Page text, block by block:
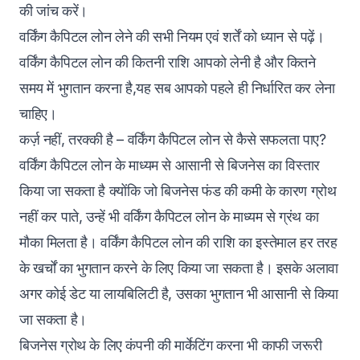
की जांच करें।
वर्किंग कैपिटल लोन लेने की सभी नियम एवं शर्तें को ध्यान से पढ़ें।
वर्किंग कैपिटल लोन की कितनी राशि आपको लेनी है और कितने
समय में भुगतान करना है,यह सब आपको पहले ही निर्धारित कर लेना
चाहिए।
कर्ज़ नहीं, तरक्की है – वर्किंग कैपिटल लोन से कैसे सफलता पाए?
वर्किंग कैपिटल लोन के माध्यम से आसानी से बिजनेस का विस्तार
किया जा सकता है‌ क्योंकि जो बिजनेस फंड की कमी के कारण ग्रोथ
नहीं कर पाते, उन्हें भी वर्किंग कैपिटल लोन के माध्यम से ग्रंथ का
मौका मिलता है। वर्किंग कैपिटल लोन की राशि का इस्तेमाल हर तरह
के खर्चों का भुगतान करने के लिए किया जा सकता है। इसके अलावा
अगर कोई डेट या लायबिलिटी है, उसका भुगतान भी आसानी से किया
जा सकता है।
बिजनेस ग्रोथ के लिए कंपनी की मार्केटिंग करना भी काफी जरूरी